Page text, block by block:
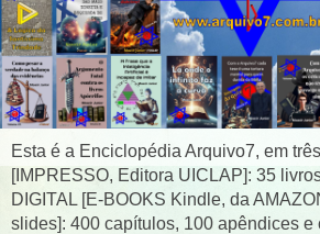
Esta é a Enciclopédia Arquivo7, em
[IMPRESSO, Editora UICLAP]: 35
DIGITAL [E-BOOKS Kindle, da
slides]: 400 capítulos, 100 apêndices e